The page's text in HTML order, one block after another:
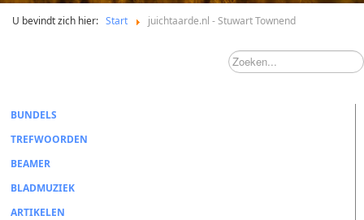
U bevindt zich hier: Start juichtaarde.nl - Stuwart Townend
BUNDELS
TREFWOORDEN
BEAMER
BLADMUZIEK
ARTIKELEN